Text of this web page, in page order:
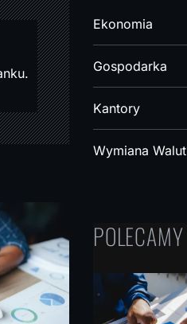
Ekonomia
Gospodarka
Kantory
Wymiana Walut
POLECAMY